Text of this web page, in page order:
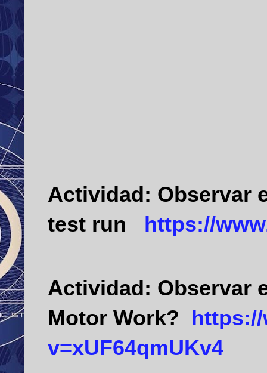
Actividad: Observar
test run
https://
Actividad: Observar
Motor Work?
v=xUF64qmUKv4